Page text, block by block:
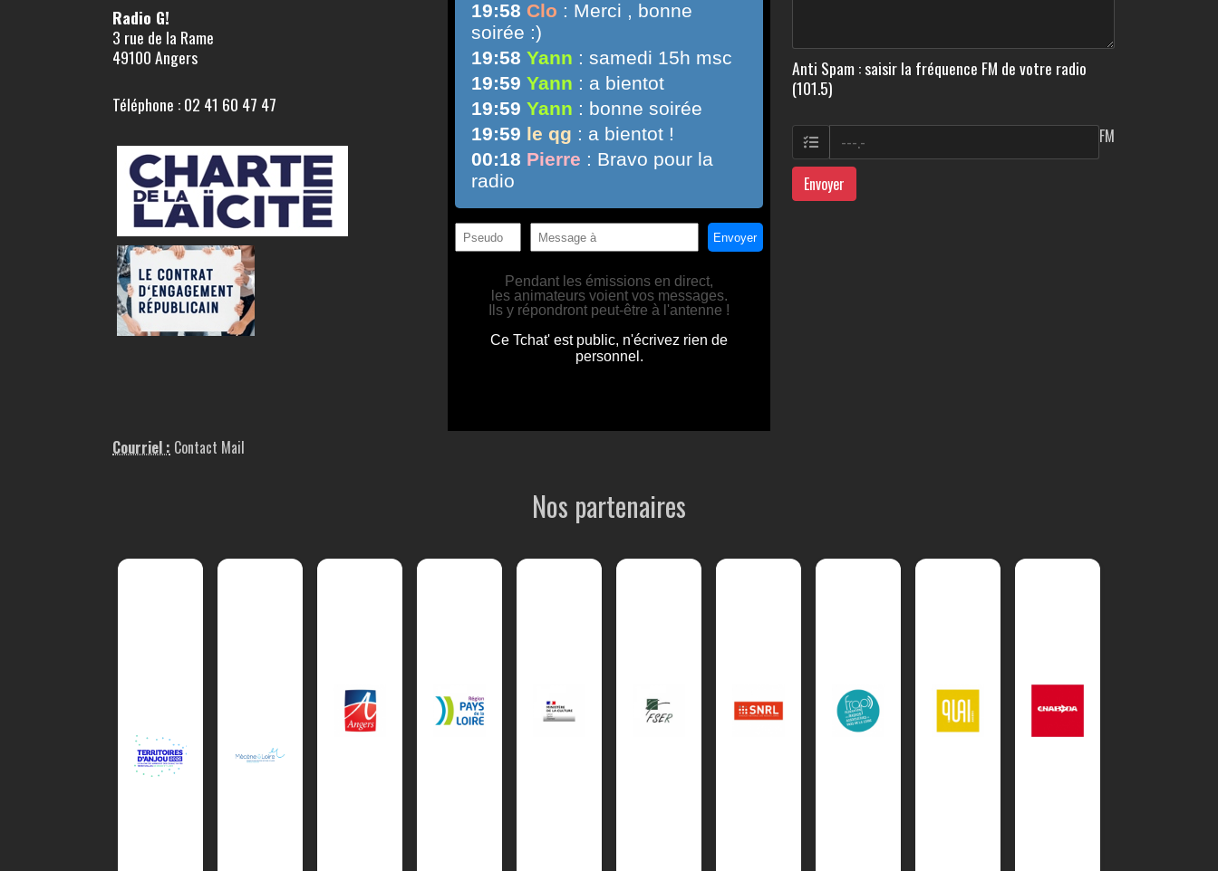
Radio G!
3 rue de la Rame
49100 Angers
Téléphone : 02 41 60 47 47
Courriel : Contact Mail
Anti Spam : saisir la fréquence FM de votre radio
(101.5)
FM
Envoyer
Nos partenaires